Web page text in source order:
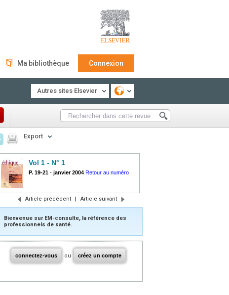
Ma bibliothèque Connexion
Autres sites Elsevier
Export
Vol 1 - N° 1
P. 19-21 - janvier 2004 Retour au numéro
Article précédent | Article suivant
Bienvenue sur EM-consulte, la référence des
professionnels de santé.
connectez-vous ou créez un compte